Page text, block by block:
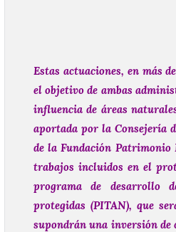
Estas actuaciones, en más
el objetivo de ambas
influencia de áreas
aportada por la Consejería
de la Fundación
trabajos incluidos en el
programa de desarrollo
protegidas (PITAN), que
supondrán una inversión de